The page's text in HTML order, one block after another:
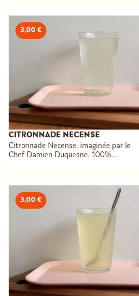
3,00 €
CITRONNADE NECENSE
Citronnade Necense, imaginée par le
Chef Damien Duquesne. 100%
apporter votre gourde à emporte
3,00 €